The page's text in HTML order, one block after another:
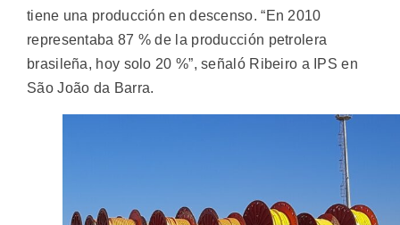
tiene una producción en descenso. “En 2010
representaba 87 % de la producción petrolera
brasileña, hoy solo 20 %”, señaló Ribeiro a IPS en
São João da Barra.